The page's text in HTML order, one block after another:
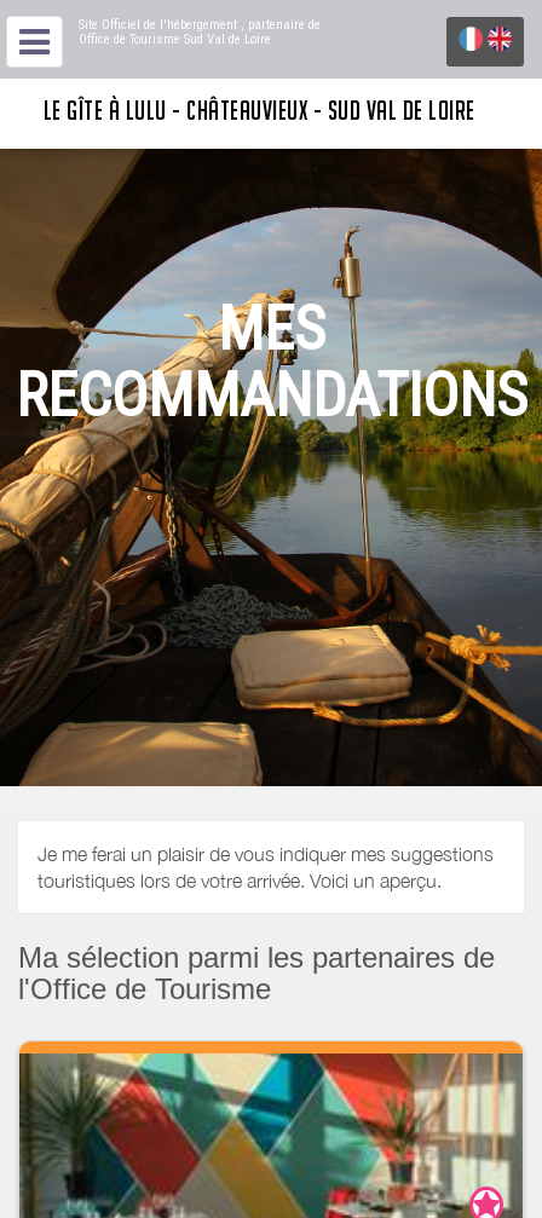
Site Officiel de l'hébergement , partenaire de
Office de Tourisme Sud Val de Loire
LE GÎTE À LULU - CHÂTEAUVIEUX - SUD VAL DE LOIRE
MES
RECOMMANDATIONS
Je me ferai un plaisir de vous indiquer mes suggestions
touristiques lors de votre arrivée. Voici un aperçu.
Ma sélection parmi les partenaires de
l'Office de Tourisme